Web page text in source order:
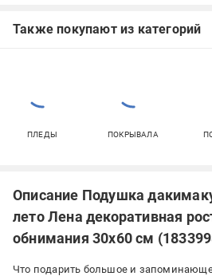
Также покупают из категорий
ПЛЕДЫ ПОКРЫВАЛА
Описание Подушка
лето Лена декоративная
обнимания 30x60 см
Что подарить большое и